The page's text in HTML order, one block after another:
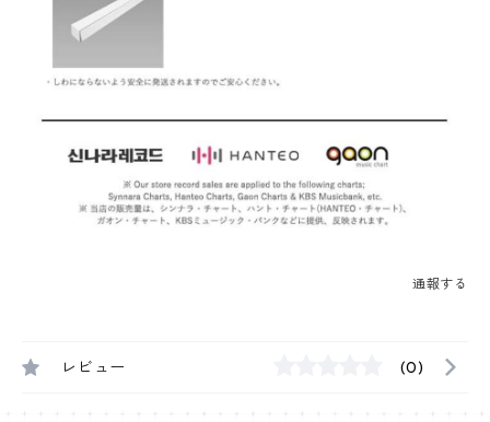
通報する
レビュー (0)